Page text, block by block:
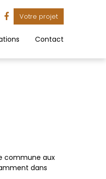
Votre projet
Contact
commune aux
dans